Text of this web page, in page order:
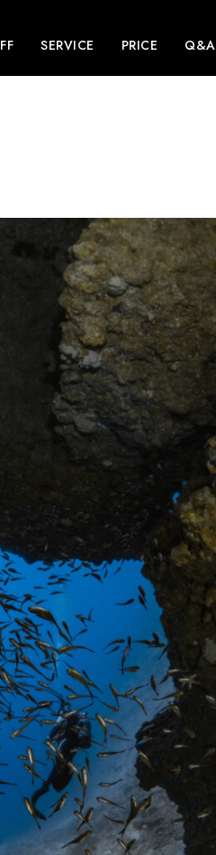
SERVICE PRICE Q&A